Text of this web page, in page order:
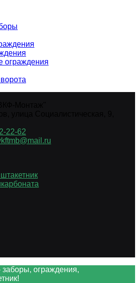
22-62
ограждения,